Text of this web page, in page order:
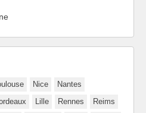
Nice
Nantes
Lille Rennes
Reims